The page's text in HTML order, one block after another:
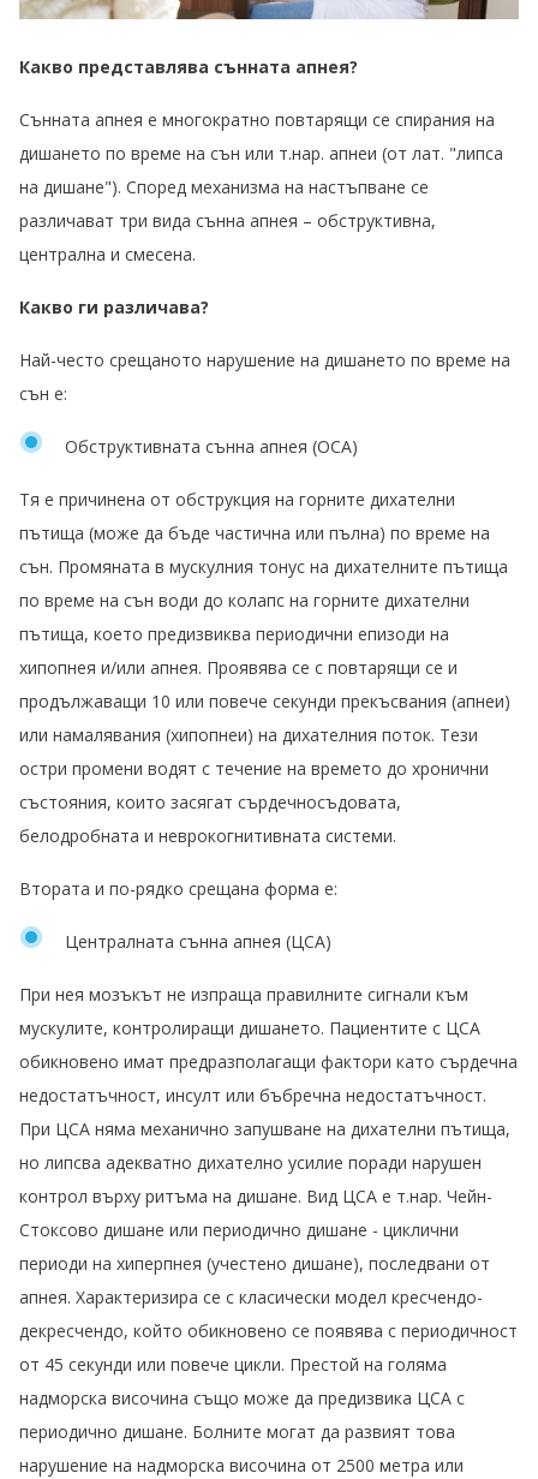
Какво представлява сънната апнея?
Сънната апнея е многократно повтарящи се спирания на
дишането по време на сън или т.нар. апнеи (от лат. "липса
на дишане"). Според механизма на настъпване се
различават три вида сънна апнея – обструктивна,
централна и смесена.
Какво ги различава?
Най-често срещаното нарушение на дишането по време на
сън е:
Обструктивната сънна апнея (OCA)
Тя е причинена от обструкция на горните дихателни
пътища (може да бъде частична или пълна) по време на
сън. Промяната в мускулния тонус на дихателните пътища
по време на сън води до колапс на горните дихателни
пътища, което предизвиква периодични епизоди на
хипопнея и/или апнея. Проявява се с повтарящи се и
продължаващи 10 или повече секунди прекъсвания (апнеи)
или намалявания (хипопнеи) на дихателния поток. Тези
остри промени водят с течение на времето до хронични
състояния, които засягат сърдечносъдовата,
белодробната и неврокогнитивната системи.
Втората и по-рядко срещана форма е:
Централната сънна апнея (ЦСА)
При нея мозъкът не изпраща правилните сигнали към
мускулите, контролиращи дишането. Пациентите с ЦСА
обикновено имат предразполагащи фактори като сърдечна
недостатъчност, инсулт или бъбречна недостатъчност.
При ЦСА няма механично запушване на дихателни пътища,
но липсва адекватно дихателно усилие поради нарушен
контрол върху ритъма на дишане. Вид ЦСА е т.нар. Чейн-
Стоксово дишане или периодично дишане - циклични
периоди на хиперпнея (учестено дишане), последвани от
апнея. Характеризира се с класически модел кресчендо-
декресчендо, който обикновено се появява с периодичност
от 45 секунди или повече цикли. Престой на голяма
надморска височина също може да предизвика ЦСА с
периодично дишане. Болните могат да развият това
нарушение на надморска височина от 2500 метра или